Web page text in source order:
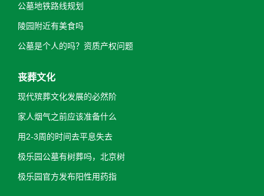
公墓地铁路线规划
陵园附近有美食吗
公墓是个人的吗？资质产权问题
丧葬文化
现代殡葬文化发展的必然阶
家人烟气之前应该准备什么
用2-3周的时间去平息失去
极乐园公墓有树葬吗，北京树
极乐园官方发布阳性用药指